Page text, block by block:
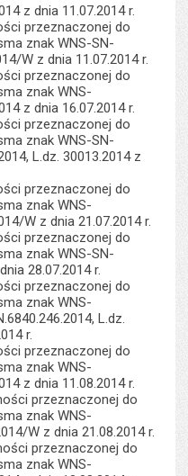
z dnia 11.07.2014 r.
przeznaczonej do
znak WNS-SN-
W z dnia 11.07.2014 r.
przeznaczonej do
znak WNS-
z dnia 16.07.2014 r.
przeznaczonej do
znak WNS-SN-
L.dz. 30013.2014 z
przeznaczonej do
znak WNS-
W z dnia 21.07.2014 r.
przeznaczonej do
znak WNS-SN-
28.07.2014 r.
przeznaczonej do
znak WNS-
L.dz.
r.
przeznaczonej do
znak WNS-
z dnia 11.08.2014 r.
przeznaczonej do
znak WNS-
W z dnia 21.08.2014 r.
przeznaczonej do
znak WNS-